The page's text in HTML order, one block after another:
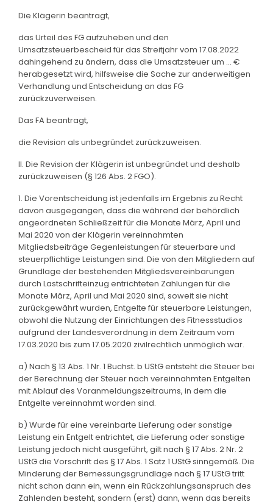
Die Klägerin beantragt,
das Urteil des FG aufzuheben und den
Umsatzsteuerbescheid für das Streitjahr vom 17.08.2022
dahingehend zu ändern, dass die Umsatzsteuer um ... €
herabgesetzt wird, hilfsweise die Sache zur anderweitigen
Verhandlung und Entscheidung an das FG
zurückzuverweisen.
Das FA beantragt,
die Revision als unbegründet zurückzuweisen.
II. Die Revision der Klägerin ist unbegründet und deshalb
zurückzuweisen (§ 126 Abs. 2 FGO).
1. Die Vorentscheidung ist jedenfalls im Ergebnis zu Recht
davon ausgegangen, dass die während der behördlich
angeordneten Schließzeit für die Monate März, April und
Mai 2020 von der Klägerin vereinnahmten
Mitgliedsbeiträge Gegenleistungen für steuerbare und
steuerpflichtige Leistungen sind. Die von den Mitgliedern auf
Grundlage der bestehenden Mitgliedsvereinbarungen
durch Lastschrifteinzug entrichteten Zahlungen für die
Monate März, April und Mai 2020 sind, soweit sie nicht
zurückgewährt wurden, Entgelte für steuerbare Leistungen,
obwohl die Nutzung der Einrichtungen des Fitnessstudios
aufgrund der Landesverordnung in dem Zeitraum vom
17.03.2020 bis zum 17.05.2020 zivilrechtlich unmöglich war.
a) Nach § 13 Abs. 1 Nr. 1 Buchst. b UStG entsteht die Steuer bei
der Berechnung der Steuer nach vereinnahmten Entgelten
mit Ablauf des Voranmeldungszeitraums, in dem die
Entgelte vereinnahmt worden sind.
b) Wurde für eine vereinbarte Lieferung oder sonstige
Leistung ein Entgelt entrichtet, die Lieferung oder sonstige
Leistung jedoch nicht ausgeführt, gilt nach § 17 Abs. 2 Nr. 2
UStG die Vorschrift des § 17 Abs. 1 Satz 1 UStG sinngemäß. Die
Minderung der Bemessungsgrundlage nach § 17 UStG tritt
nicht schon dann ein, wenn ein Rückzahlungsanspruch des
Zahlenden besteht, sondern (erst) dann, wenn das bereits